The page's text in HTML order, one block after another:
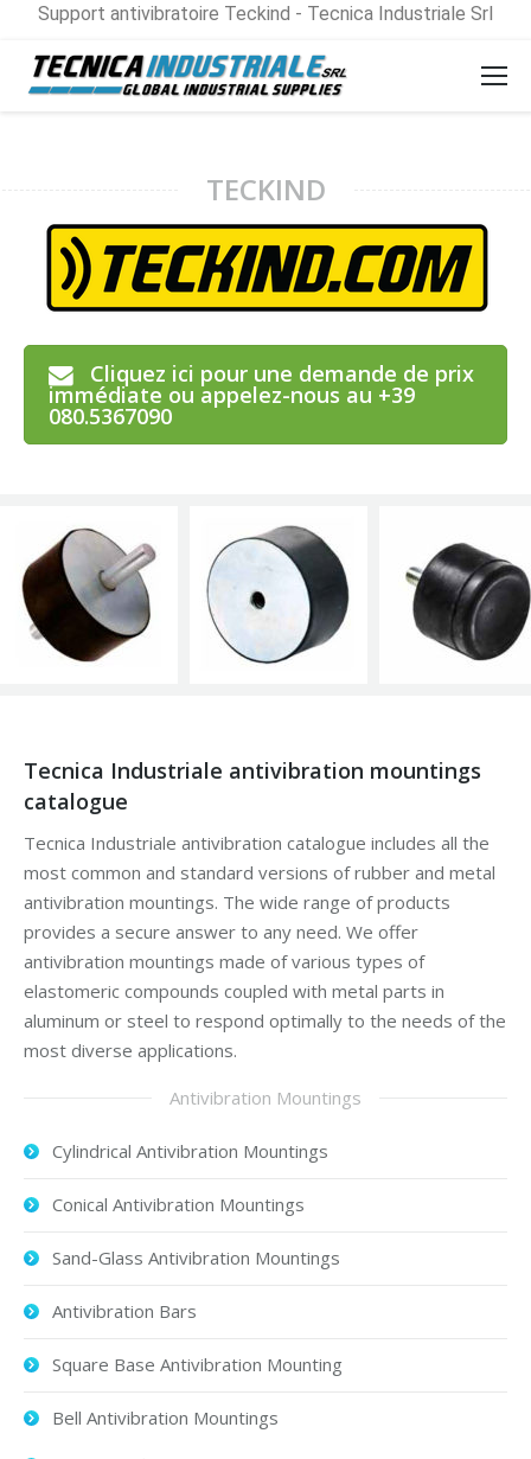
Support antivibratoire Teckind - Tecnica Industriale Srl
TECKIND
Cliquez ici pour une demande de prix
immédiate ou appelez-nous au +39
080.5367090
Tecnica Industriale antivibration mountings
catalogue
Tecnica Industriale antivibration catalogue includes all the
most common and standard versions of rubber and metal
antivibration mountings. The wide range of products
provides a secure answer to any need. We offer
antivibration mountings made of various types of
elastomeric compounds coupled with metal parts in
aluminum or steel to respond optimally to the needs of the
most diverse applications.
Antivibration Mountings
Cylindrical Antivibration Mountings
Conical Antivibration Mountings
Sand-Glass Antivibration Mountings
Antivibration Bars
Square Base Antivibration Mounting
Bell Antivibration Mountings